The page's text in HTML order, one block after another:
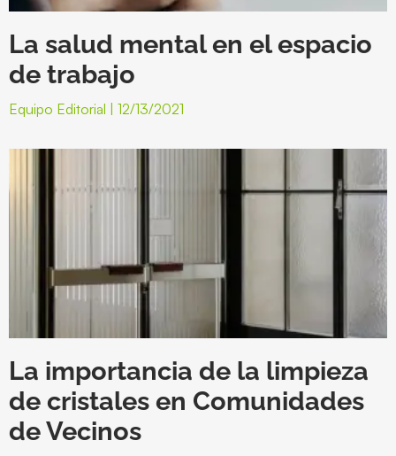
La salud mental en el espacio
de trabajo
Equipo Editorial 12/13/2021
La importancia de la limpieza
de cristales en Comunidades
de Vecinos